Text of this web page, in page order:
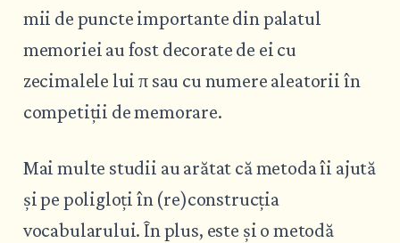
mii de puncte importante din palatul
memoriei au fost decorate de ei cu
zecimalele lui π sau cu numere aleatorii în
competiții de memorare.
Mai multe studii au arătat că metoda îi ajută
și pe poligloți în (re)construcția
vocabularului. În plus, este și o metodă